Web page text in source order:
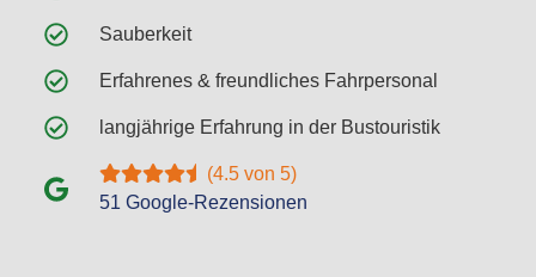
Sauberkeit
Erfahrenes & freundliches Fahrpersonal
langjährige Erfahrung in der Bustouristik
(4.5 von 5)
51 Google-Rezensionen